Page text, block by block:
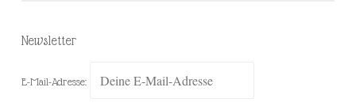
Newsletter
E-Mail-Adresse: